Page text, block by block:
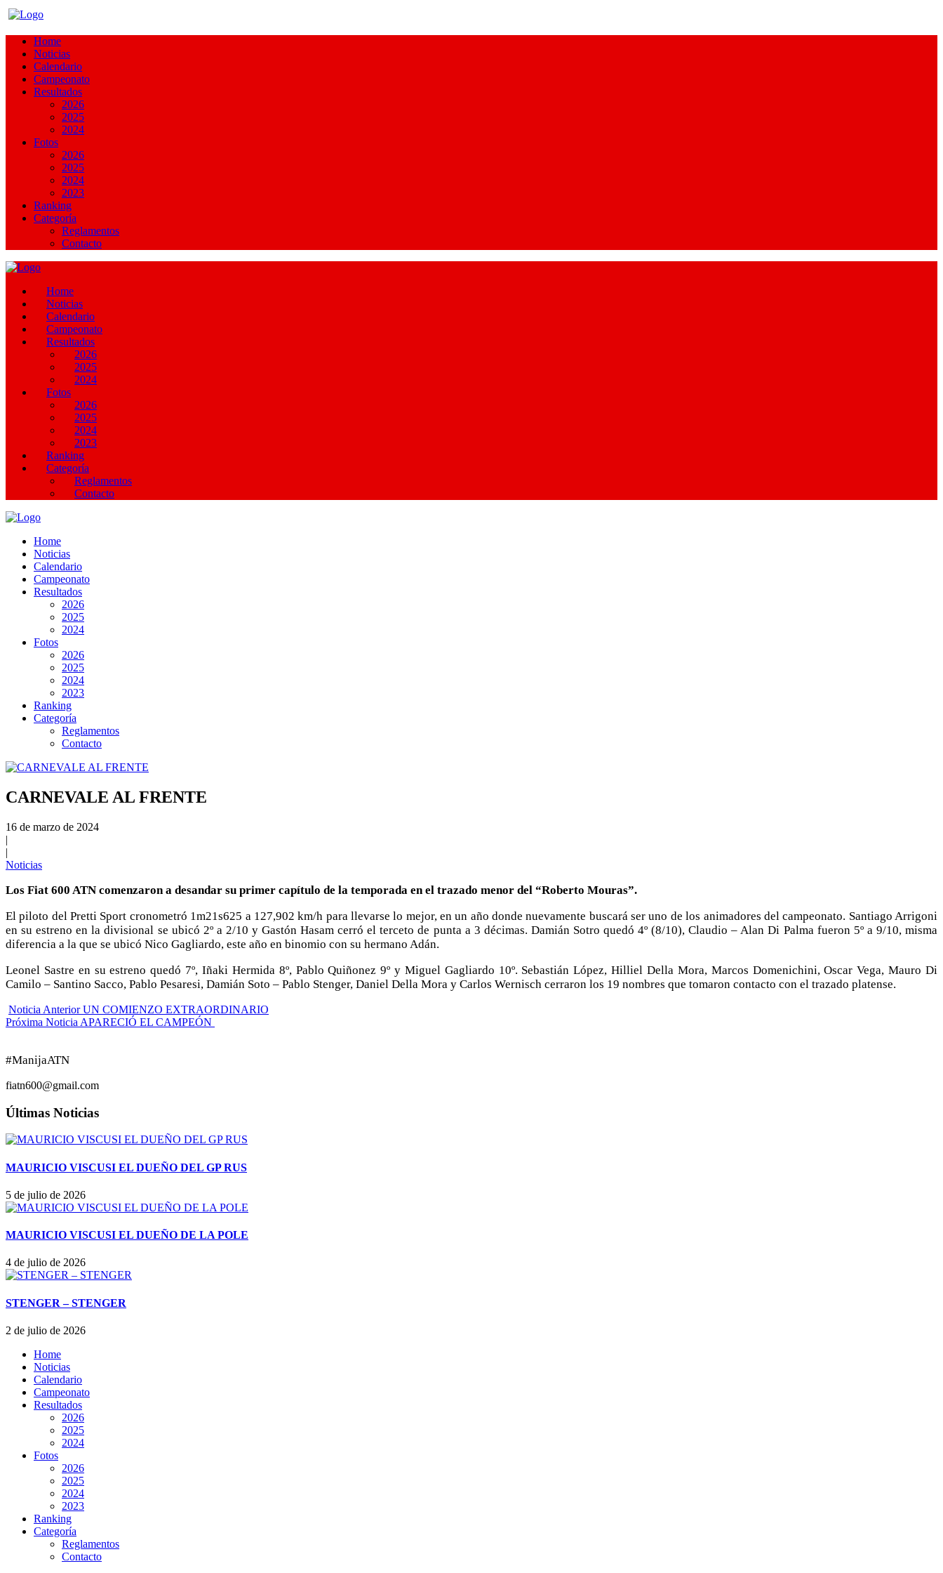
Home
Noticias
Calendario
Campeonato
Resultados
2026
2025
2024
Fotos
2026
2025
2024
2023
Ranking
Categoría
Reglamentos
Contacto
Home
Noticias
Calendario
Campeonato
Resultados
2026
2025
2024
Fotos
2026
2025
2024
2023
Ranking
Categoría
Reglamentos
Contacto
Home
Noticias
Calendario
Campeonato
Resultados
2026
2025
2024
Fotos
2026
2025
2024
2023
Ranking
Categoría
Reglamentos
Contacto
CARNEVALE AL FRENTE
16 de marzo de 2024
|
|
Noticias
Los Fiat 600 ATN comenzaron a desandar su primer capítulo de la temporada en el trazado menor del “Roberto Mouras”.
El piloto del Pretti Sport cronometró 1m21s625 a 127,902 km/h para llevarse lo mejor, en un año donde nuevamente buscará ser uno de los animadores del campeonato. Santiago Arrigoni
en su estreno en la divisional se ubicó 2º a 2/10 y Gastón Hasam cerró el terceto de punta a 3 décimas. Damián Sotro quedó 4º (8/10), Claudio – Alan Di Palma fueron 5º a 9/10, misma
diferencia a la que se ubicó Nico Gagliardo, este año en binomio con su hermano Adán.
Leonel Sastre en su estreno quedó 7º, Iñaki Hermida 8º, Pablo Quiñonez 9º y Miguel Gagliardo 10º. Sebastián López, Hilliel Della Mora, Marcos Domenichini, Oscar Vega, Mauro Di
Camilo – Santino Sacco, Pablo Pesaresi, Damián Soto – Pablo Stenger, Daniel Della Mora y Carlos Wernisch cerraron los 19 nombres que tomaron contacto con el trazado platense.
Noticia Anterior UN COMIENZO EXTRAORDINARIO
Próxima Noticia APARECIÓ EL CAMPEÓN
#ManijaATN
fiatn600@gmail.com
Últimas Noticias
MAURICIO VISCUSI EL DUEÑO DEL GP RUS
5 de julio de 2026
MAURICIO VISCUSI EL DUEÑO DE LA POLE
4 de julio de 2026
STENGER – STENGER
2 de julio de 2026
Home
Noticias
Calendario
Campeonato
Resultados
2026
2025
2024
Fotos
2026
2025
2024
2023
Ranking
Categoría
Reglamentos
Contacto